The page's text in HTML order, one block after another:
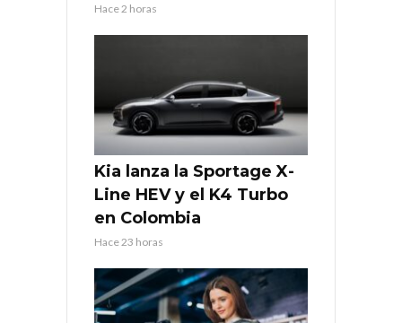
Hace 2 horas
Kia lanza la Sportage X-
Line HEV y el K4 Turbo
en Colombia
Hace 23 horas